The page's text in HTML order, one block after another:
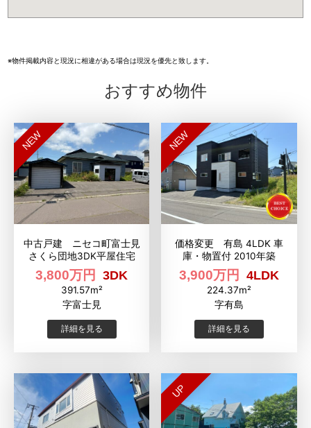
※物件掲載内容と現況に相違がある場合は現況を優先と致します。
おすすめ物件
NEW
中古戸建 ニセコ町富士見
さくら団地3DK平屋住宅
3,800万円 3DK
391.57m²
字富士見
詳細を見る
NEW
価格変更 有島 4LDK 車
庫・物置付 2010年築
3,900万円 4LDK
224.37m²
字有島
詳細を見る
UP